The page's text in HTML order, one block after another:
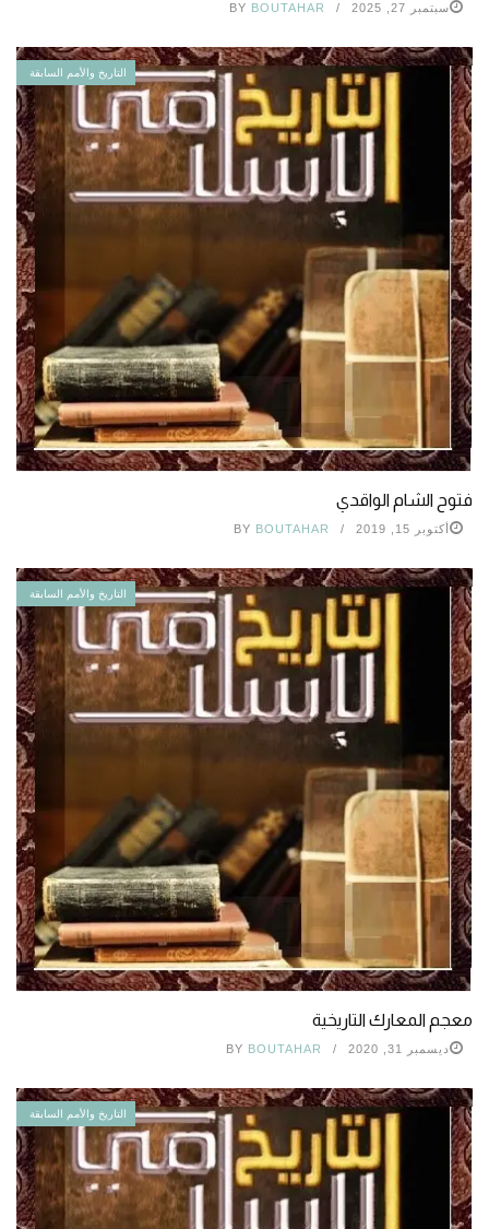
سبتمبر 27, 2025 BY BOUTAHAR
التاريخ والأمم السابقة
فتوح الشام الواقدي
أكتوبر 15, 2019 BY BOUTAHAR
التاريخ والأمم السابقة
معجم المعارك التاريخية
ديسمبر 31, 2020 BY BOUTAHAR
التاريخ والأمم السابقة